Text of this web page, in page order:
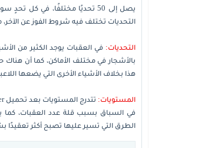
يصل إلى 50 تحديًا مختلفًا، في
التحديات تختلف فيه شروط الفوز عن
التحديات: في العقبات يوجد الكثير من
بالأشجار في مختلف الأماكن، كما أن
هذا بخلاف الأشياء الأخرى التي يضعها
المستويات:
في السباق بسبب قلة عدد العقبات، كما
الطرق التي تسير عليها تصبح أكثر تعقيدًا